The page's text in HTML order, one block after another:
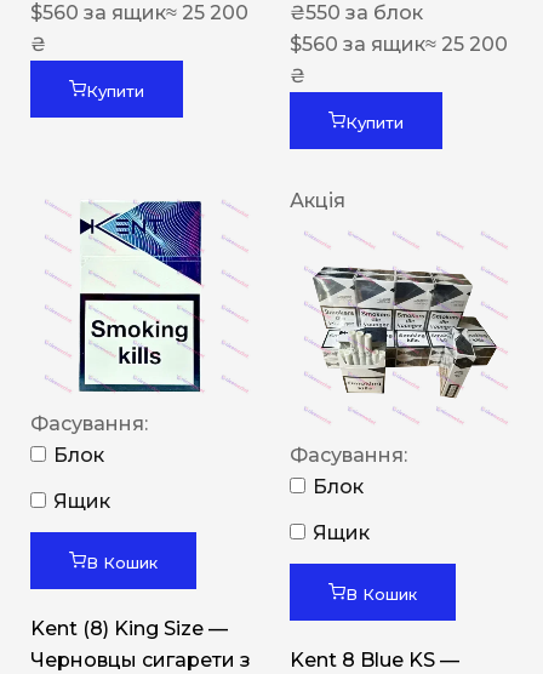
$560 за ящик≈ 25 200
₴
Купити
₴550 за блок
$560 за ящик≈ 25 200
₴
Купити
Фасування:
Блок
Ящик
В Кошик
Kent (8) King Size —
Черновцы сигарети з
Акція
Фасування:
Блок
Ящик
В Кошик
Kent 8 Blue KS —